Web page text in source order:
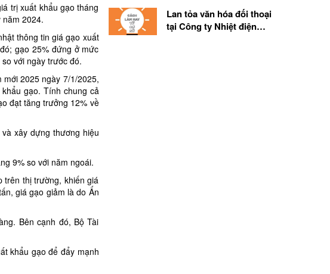
trị xuất khẩu gạo tháng
2024.
thông tin giá gạo xuất
gạo 25% đứng ở mức
với ngày trước đó.
2025 ngày 7/1/2025,
gạo. Tính chung cả
đạt tăng trưởng 12% về
xây dựng thương hiệu
9% so với năm ngoái.
thị trường, khiến giá
giá gạo giảm là do Ấn
Bên cạnh đó, Bộ Tài
khẩu gạo để đẩy mạnh
Lan tỏa văn hóa đối thoại
tại Công ty Nhiệt điện